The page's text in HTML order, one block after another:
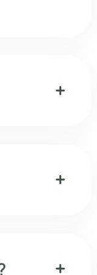
add
add
add